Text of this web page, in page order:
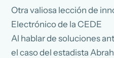
Otra valiosa lección de
Electrónico de la CEDE
Al hablar de soluciones
el caso del estadista